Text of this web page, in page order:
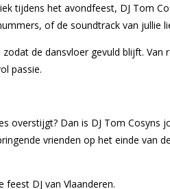
tijdens het avondfeest, DJ Tom
of de soundtrack van jullie
de dansvloer gevuld blijft.
passie.
Dan is DJ Tom
vrienden op het einde
DJ van Vlaanderen.